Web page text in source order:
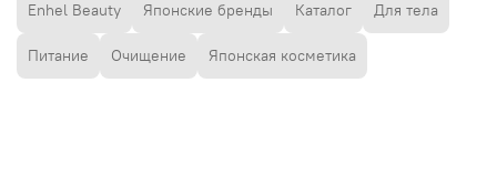
Enhel Beauty Японские бренды Каталог Для тела
Питание Очищение Японская косметика